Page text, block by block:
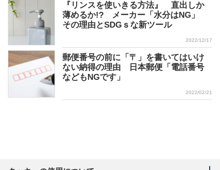
『リンスを使いきる方法』 直出しか
薄めるか!? メーカー「水分はNG」
その理由とSDGｓな新ツール
2022/12/17
郵便番号の前に「〒」を書いてはいけ
ない納得の理由 日本郵便「電話番号
などもNGです」
2022/02/21